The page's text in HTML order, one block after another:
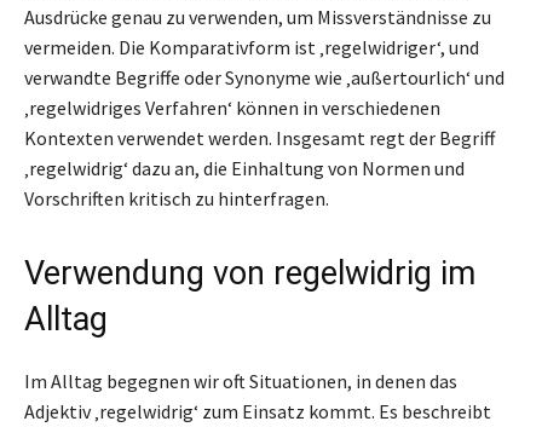
Ausdrücke genau zu verwenden, um Missverständnisse zu
vermeiden. Die Komparativform ist ‚regelwidriger‘, und
verwandte Begriffe oder Synonyme wie ‚außertourlich‘ und
‚regelwidriges Verfahren‘ können in verschiedenen
Kontexten verwendet werden. Insgesamt regt der Begriff
‚regelwidrig‘ dazu an, die Einhaltung von Normen und
Vorschriften kritisch zu hinterfragen.
Verwendung von regelwidrig im
Alltag
Im Alltag begegnen wir oft Situationen, in denen das
Adjektiv ‚regelwidrig‘ zum Einsatz kommt. Es beschreibt